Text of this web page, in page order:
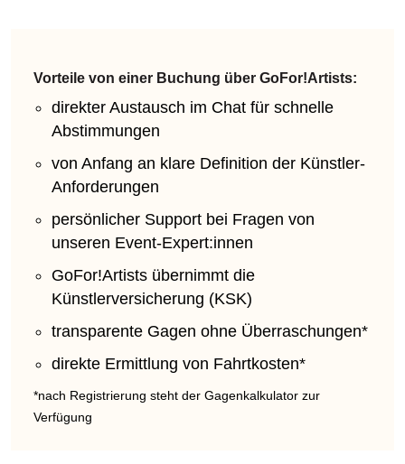
Vorteile von einer Buchung über GoFor!Artists:
direkter Austausch im Chat für schnelle
Abstimmungen
von Anfang an klare Definition der Künstler-
Anforderungen
persönlicher Support bei Fragen von
unseren Event-Expert:innen
GoFor!Artists übernimmt die
Künstlerversicherung (KSK)
transparente Gagen ohne Überraschungen*
direkte Ermittlung von Fahrtkosten*
*nach Registrierung steht der Gagenkalkulator zur
Verfügung